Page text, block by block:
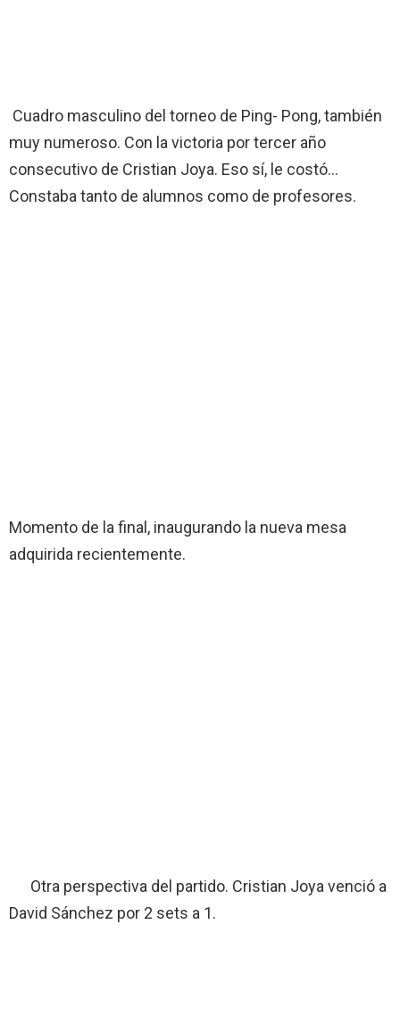
Cuadro masculino del torneo de Ping- Pong, también
muy numeroso. Con la victoria por tercer año
consecutivo de Cristian Joya. Eso sí, le costó…
Constaba tanto de alumnos como de profesores.
Momento de la final, inaugurando la nueva mesa
adquirida recientemente.
Otra perspectiva del partido. Cristian Joya venció a
David Sánchez por 2 sets a 1.